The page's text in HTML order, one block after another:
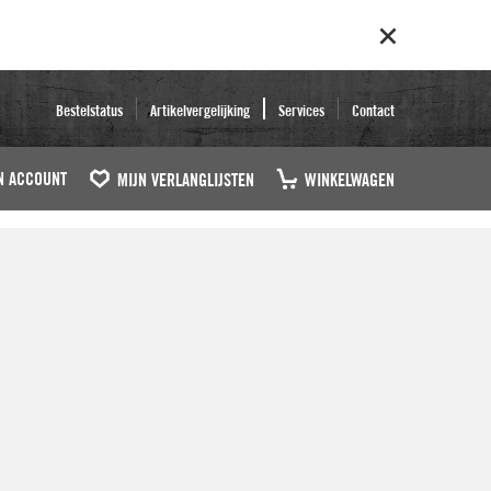
Bestelstatus Artikelvergelijking Services Contact
ACCOUNT MIJN VERLANGLIJSTEN WINKELWAGEN